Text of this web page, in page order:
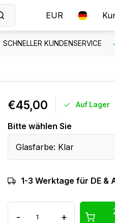
EUR
SCHNELLER KUNDENSERVICE
€45,00 Auf Lager
Bitte wählen Sie
Glasfarbe: Klar
1-3 Werktage für DE &
- +